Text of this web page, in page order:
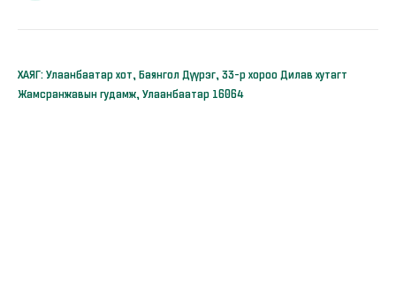
ХАЯГ: Улаанбаатар хот, Баянгол Дүүрэг, 33-р хороо Дилав хутагт
Жамсранжавын гудамж, Улаанбаатар 16064